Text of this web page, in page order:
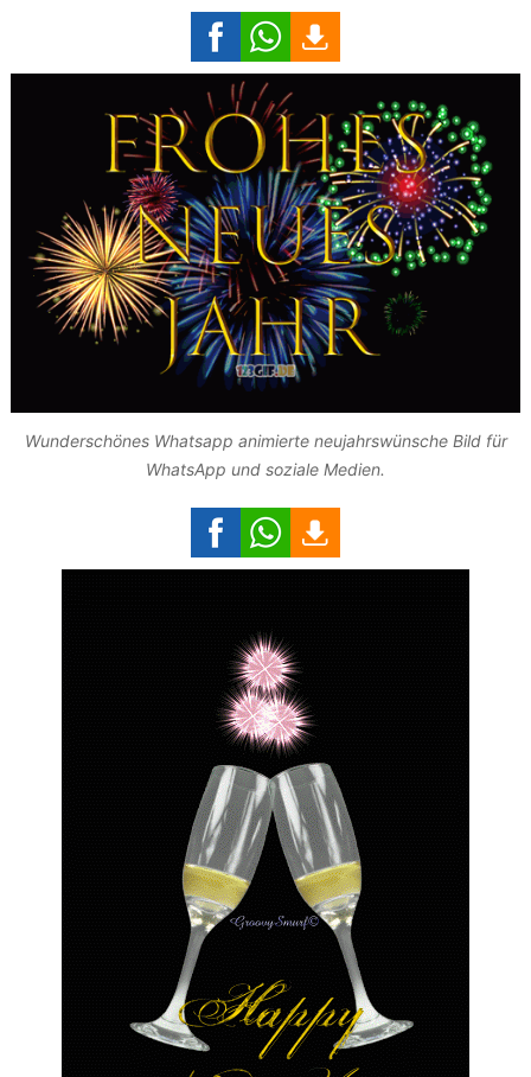
Wunderschönes Whatsapp animierte neujahrswünsche Bild für
WhatsApp und soziale Medien.